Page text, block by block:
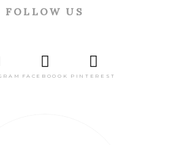
FOLLOW US
FACEBOOOK PINTEREST